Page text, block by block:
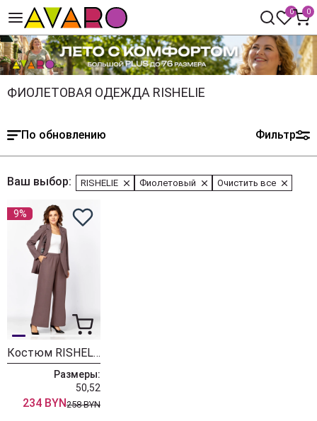
0 0
ФИОЛЕТОВАЯ ОДЕЖДА RISHELIE
По обновлению Фильтр
Ваш выбор: RISHELIE Фиолетовый Очистить все
9%
Костюм RISHELIE 986 пыльно-баклажановый
Размеры:
50,52
234 BYN258 BYN